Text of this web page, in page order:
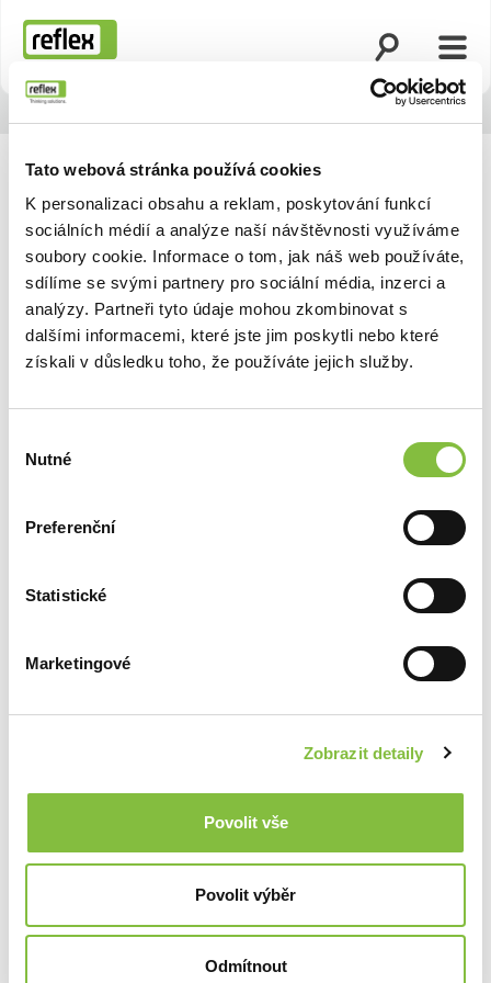
Tato webová stránka používá cookies
K personalizaci obsahu a reklam, poskytování funkcí
sociálních médií a analýze naší návštěvnosti využíváme
soubory cookie. Informace o tom, jak náš web používáte,
sdílíme se svými partnery pro sociální média, inzerci a
analýzy. Partneři tyto údaje mohou zkombinovat s
dalšími informacemi, které jste jim poskytli nebo které
získali v důsledku toho, že používáte jejich služby.
souhlasu
Nutné
Preferenční
Statistické
Marketingové
Zobrazit detaily
Povolit vše
Povolit výběr
Odmítnout
Domovská stránka
Otevřít